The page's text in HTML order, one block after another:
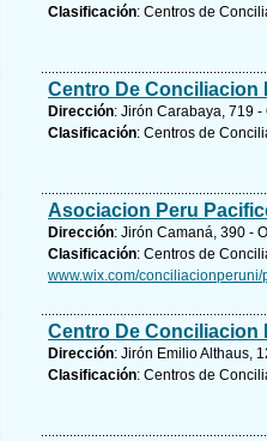
Clasificación: Centros de
Centro De Conciliacion
Dirección: Jirón Carabaya, 719
Clasificación: Centros de
Asociacion Peru
Dirección: Jirón Camaná, 390 -
Clasificación: Centros de
www.wix.com/
Centro De Conciliacion
Dirección: Jirón Emilio Althaus,
Clasificación: Centros de